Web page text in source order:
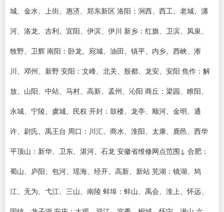
城、金水、上街、惠济、郑东新区 洛阳：涧西、西工、老城、瀍
河、洛龙、吉利、宜阳、伊滨、伊川 新乡：红旗、卫滨、凤泉、
牧野、卫辉 南阳：卧龙、宛城、油田、镇平、内乡、西峡、淅
川、邓州、新野 安阳：文峰、北关、殷都、龙安、安阳 焦作：解
放、山阳、中站、马村、高新、孟州、沁阳 商丘：梁园、睢阳、
永城、宁陵、虞城、民权 开封：鼓楼、龙亭、顺河、金明、通
许、尉氏、禹王台 周口：川汇、商水、淮阳、太康、鹿邑、西华
平顶山：新华、卫东、湛河、石龙 安徽省维修网点范围↓ 合肥：
蜀山、庐阳、包河、瑶海、经开、高新、新站 芜湖：镜湖、鸠
江、无为、弋江、三山、南陵 蚌埠：蚌山、禹会、淮上、怀远、